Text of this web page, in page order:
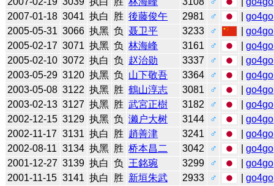
2007-01-18 3041 执白 胜 後藤俊午 2981 ♂ |go4go
2005-05-31 3066 执黑 负 聂卫平 3233 ♂ |go4go
2005-02-17 3071 执黑 负 林海峰 3161 ♂ |go4go
2005-02-10 3072 执白 负 赵治勋 3337 ♂ |go4go
2003-05-29 3120 执黑 负 山下敬吾 3364 ♂ |go4go
2003-05-08 3122 执黑 胜 鶴山淳志 3081 ♂ |go4go
2003-02-13 3127 执黑 胜 武宮正樹 3182 ♂ |go4go
2002-12-15 3129 执黑 负 濑户大树 3144 ♂ |go4go
2002-11-17 3131 执白 胜 趙善津 3241 ♂ |go4go
2002-08-11 3134 执黑 胜 桥本昌二 3042 ♂ |go4go
2001-12-27 3139 执白 负 王銘琬 3299 ♂ |go4go
2001-11-15 3141 执白 胜 新垣朱武 2933 ♂ |go4go